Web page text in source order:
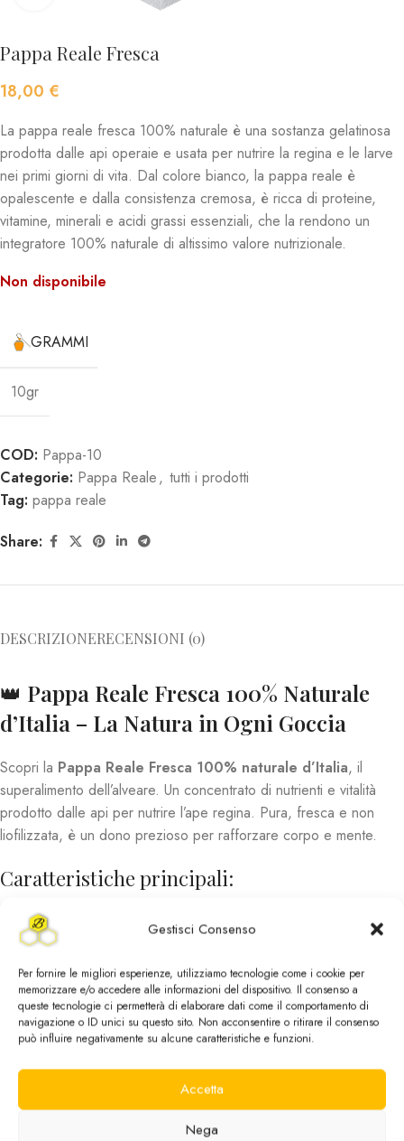
Gestisci Consenso
Per fornire le migliori esperienze, utilizziamo tecnologie come i cookie per
memorizzare e/o accedere alle informazioni del dispositivo. Il consenso a
queste tecnologie ci permetterà di elaborare dati come il comportamento di
navigazione o ID unici su questo sito. Non acconsentire o ritirare il consenso
può influire negativamente su alcune caratteristiche e funzioni.
Accetta
Nega
Pappa Reale Fresca
18,00 €
La pappa reale fresca 100% naturale è una sostanza gelatinosa
prodotta dalle api operaie e usata per nutrire la regina e le larve
nei primi giorni di vita. Dal colore bianco, la pappa reale è
opalescente e dalla consistenza cremosa, è ricca di proteine,
vitamine, minerali e acidi grassi essenziali, che la rendono un
integratore 100% naturale di altissimo valore nutrizionale.
Non disponibile
GRAMMI
10gr
COD: Pappa-10
Categorie: Pappa Reale, tutti i prodotti
Tag: pappa reale
Share:
DESCRIZIONERECENSIONI (0)
👑 Pappa Reale Fresca 100% Naturale
d’Italia – La Natura in Ogni Goccia
Scopri la Pappa Reale Fresca 100% naturale d’Italia, il
superalimento dell’alveare. Un concentrato di nutrienti e vitalità
prodotto dalle api per nutrire l’ape regina. Pura, fresca e non
liofilizzata, è un dono prezioso per rafforzare corpo e mente.
Caratteristiche principali:
Provenienza:
Prodotta in Italia da apicoltura biologica e
controllata.
Aspetto:Sostanza cremosa di colore bianco perlato, da
conservare in frigorifero.
Sapore:Leggermente acido, aromatico e ricco di carattere.
Contiene vitamine B, A, C, E, aminoacidi,
proteine e minerali.